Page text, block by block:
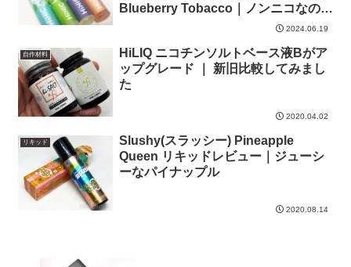
Blueberry Tobacco｜ノンニコなのに
2024.06.19
自作材料
HiLIQ ニコチンソルトベース液Bがア
ップグレード ｜ 新旧比較してみまし
た
2020.04.02
リキッド
Slushy(スラッシー) Pineapple
Queen リキッドレビュー｜ジューシ
ーなパイナップル
2020.08.14